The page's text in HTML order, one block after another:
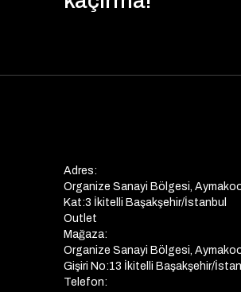
Adres:
Organize Sanayi Bölgesi,
Kat:3 İkitelli Başakşehir/İstanbul
Outlet
Mağaza:
Organize Sanayi Bölgesi,
Gişiri No:13 İkitelli Başakşehir/
Telefon: